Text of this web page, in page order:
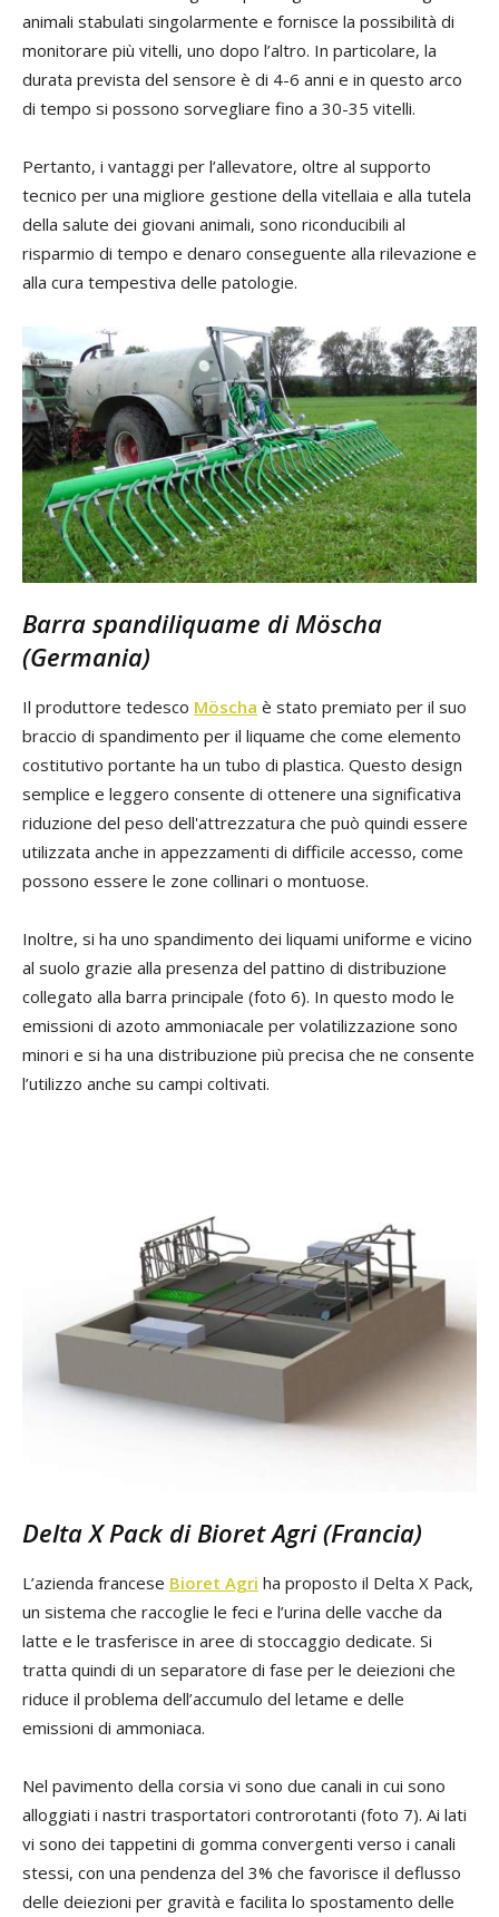
animali stabulati singolarmente e fornisce la possibilità di
monitorare più vitelli, uno dopo l’altro. In particolare, la
durata prevista del sensore è di 4-6 anni e in questo arco
di tempo si possono sorvegliare fino a 30-35 vitelli.
Pertanto, i vantaggi per l’allevatore, oltre al supporto
tecnico per una migliore gestione della vitellaia e alla tutela
della salute dei giovani animali, sono riconducibili al
risparmio di tempo e denaro conseguente alla rilevazione e
alla cura tempestiva delle patologie.
Barra spandiliquame di Möscha
(Germania)
Il produttore tedesco Möscha è stato premiato per il suo
braccio di spandimento per il liquame che come elemento
costitutivo portante ha un tubo di plastica. Questo design
semplice e leggero consente di ottenere una significativa
riduzione del peso dell'attrezzatura che può quindi essere
utilizzata anche in appezzamenti di difficile accesso, come
possono essere le zone collinari o montuose.
Inoltre, si ha uno spandimento dei liquami uniforme e vicino
al suolo grazie alla presenza del pattino di distribuzione
collegato alla barra principale (foto 6). In questo modo le
emissioni di azoto ammoniacale per volatilizzazione sono
minori e si ha una distribuzione più precisa che ne consente
l’utilizzo anche su campi coltivati.
Delta X Pack di Bioret Agri (Francia)
L’azienda francese Bioret Agri ha proposto il Delta X Pack,
un sistema che raccoglie le feci e l’urina delle vacche da
latte e le trasferisce in aree di stoccaggio dedicate. Si
tratta quindi di un separatore di fase per le deiezioni che
riduce il problema dell’accumulo del letame e delle
emissioni di ammoniaca.
Nel pavimento della corsia vi sono due canali in cui sono
alloggiati i nastri trasportatori controrotanti (foto 7). Ai lati
vi sono dei tappetini di gomma convergenti verso i canali
stessi, con una pendenza del 3% che favorisce il deflusso
delle deiezioni per gravità e facilita lo spostamento delle